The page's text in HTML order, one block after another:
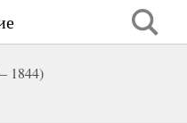
1844)